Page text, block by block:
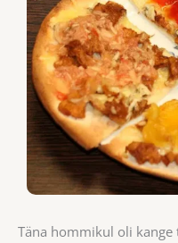
Täna hommikul oli kange